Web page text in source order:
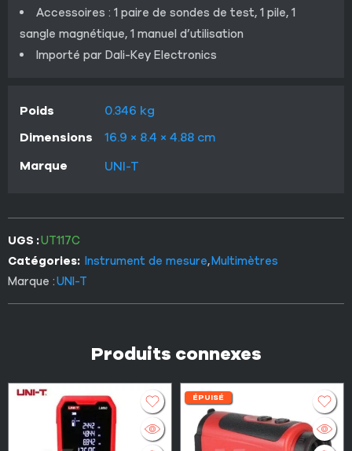
Accessoires : 1 paire de sondes de test, 1 pile, 1
sangle magnétique, 1 manuel d’utilisation
Importé par Dali-Key Electronics
Poids
0.346 kg
Dimensions
16.9 × 8.4 × 4.88 cm
Marque
UNI-T
UGS :UT117C
Catégories: Instrument de mesure,Multimètres
Marque :UNI-T
Produits connexes
ÉPUISÉ